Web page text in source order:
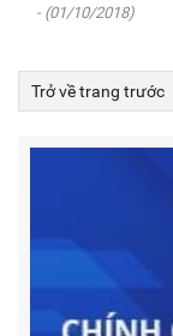
- (01/10/2018)
Trở về trang trước